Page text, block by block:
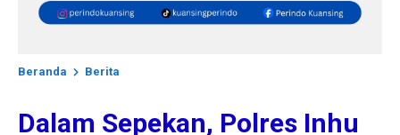
Beranda Berita
Dalam Sepekan, Polres Inhu